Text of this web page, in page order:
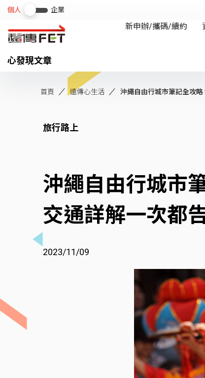
心發現文章
首頁 遠傳心生活 沖繩自由行城市筆記全攻
旅行路上
沖繩自由行城市
交通詳解一次都
2023/11/09